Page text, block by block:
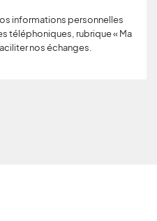
informations personnelles
téléphoniques, rubrique « Ma
nos échanges.